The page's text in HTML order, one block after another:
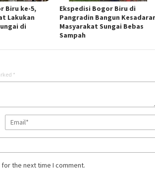
Biru ke-5,
Lakukan
di
Ekspedisi Bogor Biru di
Pangradin Bangun
Masyarakat Sungai Bebas
Sampah
*
the next time I comment.